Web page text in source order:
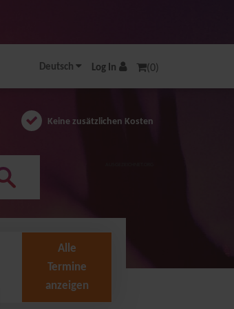
Deutsch Log In (0)
Keine zusätzlichen Kosten
Alle
Termine
anzeigen